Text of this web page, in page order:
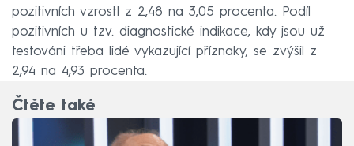
pozitivních vzrostl z 2,48 na 3,05 procenta. Podíl
pozitivních u tzv. diagnostické indikace, kdy jsou už
testováni třeba lidé vykazující příznaky, se zvýšil z
2,94 na 4,93 procenta.
Čtěte také